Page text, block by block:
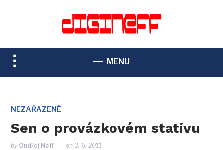
TOGGLE
SIDEBAR
NAVIGATION
MENU
NEZAŘAZENÉ
Sen o provázkovém stativu
by Ondřej Neff on3. 5. 2011